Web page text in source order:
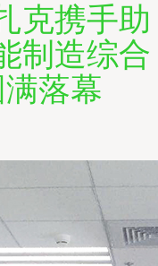
克携手助
制造综合
落幕